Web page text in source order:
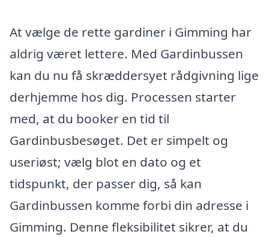
At vælge de rette gardiner i Gimming har
aldrig været lettere. Med Gardinbussen
kan du nu få skræddersyet rådgivning lige
derhjemme hos dig. Processen starter
med, at du booker en tid til
Gardinbusbesøget. Det er simpelt og
useriøst; vælg blot en dato og et
tidspunkt, der passer dig, så kan
Gardinbussen komme forbi din adresse i
Gimming. Denne fleksibilitet sikrer, at du